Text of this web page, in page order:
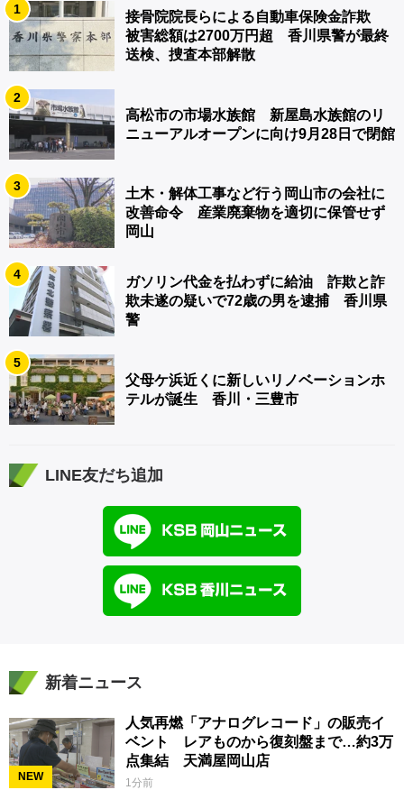
1
接骨院院長らによる自動車保険金詐欺
被害総額は2700万円超 香川県警が最終
送検、捜査本部解散
2
高松市の市場水族館 新屋島水族館のリ
ニューアルオープンに向け9月28日で閉館
3
土木・解体工事など行う岡山市の会社に
改善命令 産業廃棄物を適切に保管せず
岡山
4
ガソリン代金を払わずに給油 詐欺と詐
欺未遂の疑いで72歳の男を逮捕 香川県
警
5
父母ケ浜近くに新しいリノベーションホ
テルが誕生 香川・三豊市
LINE友だち追加
新着ニュース
NEW
人気再燃「アナログレコード」の販売イ
ベント レアものから復刻盤まで…約3万
点集結 天満屋岡山店
1分前